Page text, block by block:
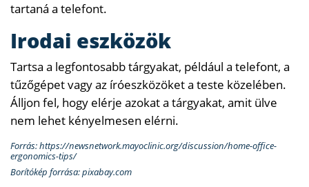
tartaná a telefont.
Irodai eszközök
Tartsa a legfontosabb tárgyakat, például a telefont, a
tűzőgépet vagy az íróeszközöket a teste közelében.
Álljon fel, hogy elérje azokat a tárgyakat, amit ülve
nem lehet kényelmesen elérni.
Forrás: https://newsnetwork.mayoclinic.org/discussion/home-office-
ergonomics-tips/
Borítókép forrása: pixabay.com